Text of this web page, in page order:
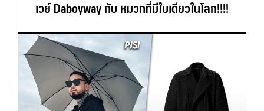
เวย์ Daboyway กับ หมวกที่มีใบเดียวในโลก!!!!